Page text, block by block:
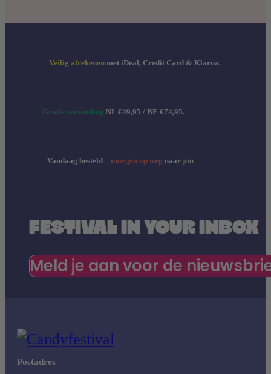
Veilig afrekenen met iDeal, Credit Card & Klarna.
Gratis verzending NL €49,95 / BE €74,95.
Vandaag besteld = morgen op weg naar jou
FESTIVAL IN YOUR INBOX
Meld je aan voor de
Postadres